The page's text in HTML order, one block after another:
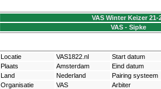
VAS Winter Keizer 21-
VAS - Sipke
Locatie VAS1822.nl
Start datum
Plaats
Amsterdam
Eind datum
Land
Nederland
Pairing systeem
Organisatie
VAS Arbiter